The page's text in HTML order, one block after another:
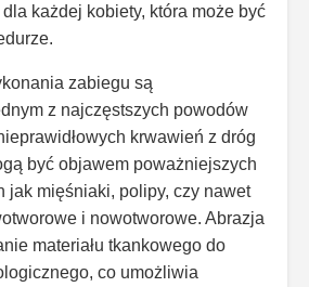
każdej kobiety, która może być
zabiegu są
z najczęstszych powodów
krwawień z dróg
być objawem poważniejszych
jak mięśniaki, polipy, czy nawet
i nowotworowe. Abrazja
materiału tkankowego do
co umożliwia